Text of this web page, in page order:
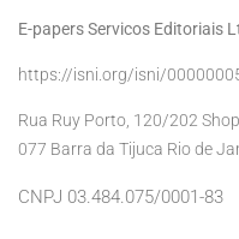
E-papers Servicos Editoriais
https://isni.org/isni/
Rua Ruy Porto, 120/202
077 Barra da Tijuca Rio de
CNPJ 03.484.075/0001-83